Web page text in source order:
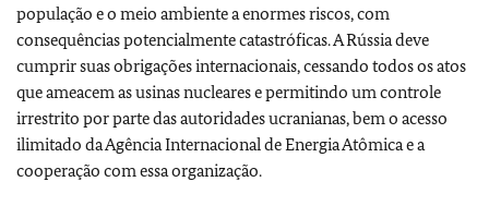
população e o meio ambiente a enormes riscos, com
consequências potencialmente catastróficas. A Rússia deve
cumprir suas obrigações internacionais, cessando todos os atos
que ameacem as usinas nucleares e permitindo um controle
irrestrito por parte das autoridades ucranianas, bem o acesso
ilimitado da Agência Internacional de Energia Atômica e a
cooperação com essa organização.